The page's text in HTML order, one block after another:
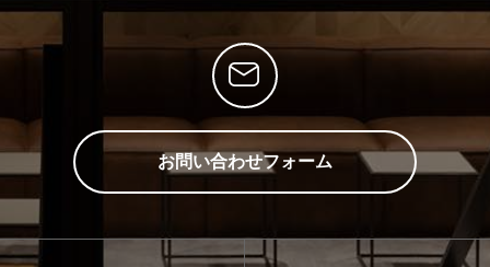
お問い合わせフォーム